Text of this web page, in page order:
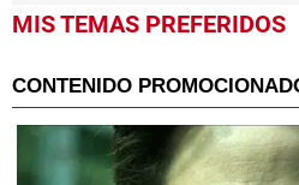
MIS TEMAS PREFERIDOS